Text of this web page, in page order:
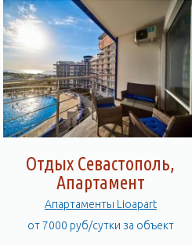
Отдых Севастополь,
Апартамент
Апартаменты Lioapart
от 7000 руб/сутки за объект